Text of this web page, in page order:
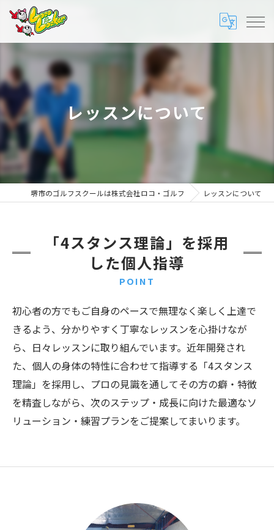
レッスンについて
堺市のゴルフスクールは株式会社ロコ・ゴルフ レッスンについて
「4スタンス理論」を採用
した個人指導
POINT
初心者の方でもご自身のペースで無理なく楽しく上達で
きるよう、分かりやすく丁寧なレッスンを心掛けなが
ら、日々レッスンに取り組んでいます。近年開発され
た、個人の身体の特性に合わせて指導する「4スタンス
理論」を採用し、プロの見識を通してその方の癖・特徴
を精査しながら、次のステップ・成長に向けた最適なソ
リューション・練習プランをご提案してまいります。